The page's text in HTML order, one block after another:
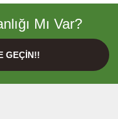
Mı Var?
GEÇIN!!